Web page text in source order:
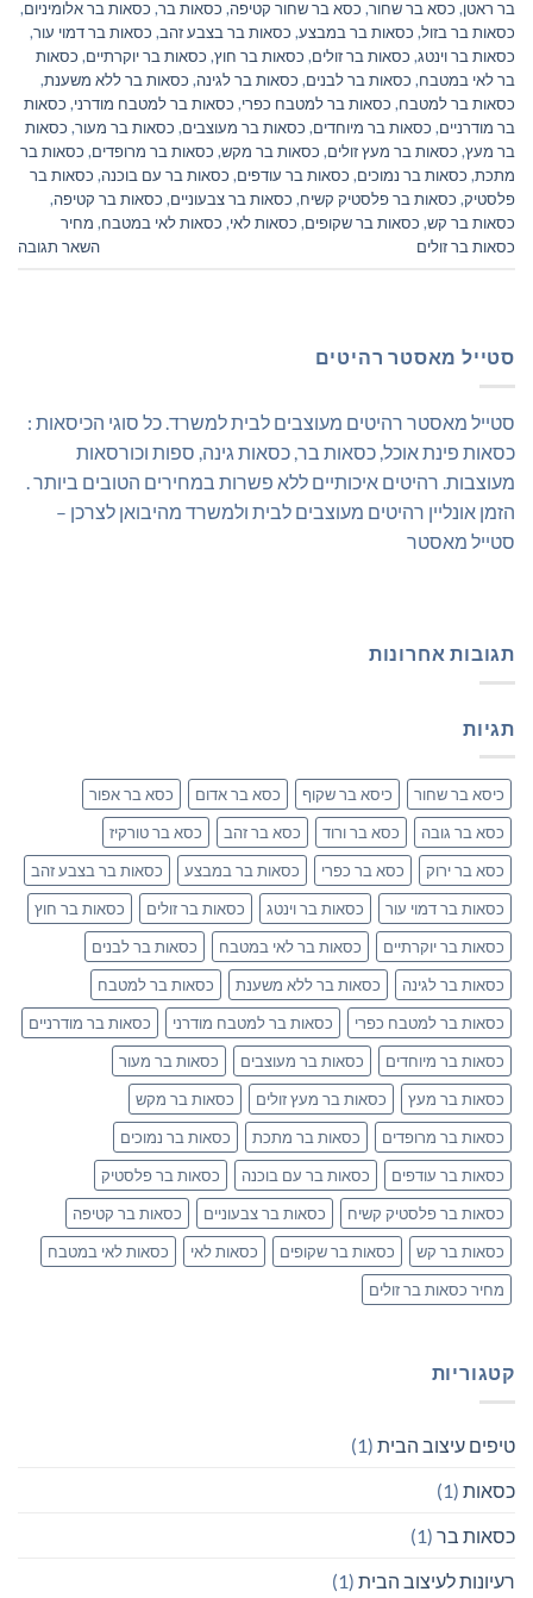
בר ראטן, כסא בר שחור, כסא בר שחור קטיפה, כסאות בר, כסאות בר אלומיניום,
כסאות בר בזול, כסאות בר במבצע, כסאות בר בצבע זהב, כסאות בר דמוי עור,
כסאות בר וינטג, כסאות בר זולים, כסאות בר חוץ, כסאות בר יוקרתיים, כסאות
בר לאי במטבח, כסאות בר לבנים, כסאות בר לגינה, כסאות בר ללא משענת,
כסאות בר למטבח, כסאות בר למטבח כפרי, כסאות בר למטבח מודרני, כסאות
בר מודרניים, כסאות בר מיוחדים, כסאות בר מעוצבים, כסאות בר מעור, כסאות
בר מעץ, כסאות בר מעץ זולים, כסאות בר מקש, כסאות בר מרופדים, כסאות בר
מתכת, כסאות בר נמוכים, כסאות בר עודפים, כסאות בר עם בוכנה, כסאות בר
פלסטיק, כסאות בר פלסטיק קשיח, כסאות בר צבעוניים, כסאות בר קטיפה,
כסאות בר קש, כסאות בר שקופים, כסאות לאי, כסאות לאי במטבח, מחיר
כסאות בר זולים
השאר תגובה
סטייל מאסטר רהיטים
סטייל מאסטר רהיטים מעוצבים לבית למשרד. כל סוגי הכיסאות :
כסאות פינת אוכל, כסאות בר, כסאות גינה, ספות וכורסאות
מעוצבות. רהיטים איכותיים ללא פשרות במחירים הטובים ביותר .
הזמן אונליין רהיטים מעוצבים לבית ולמשרד מהיבואן לצרכן –
סטייל מאסטר
תגובות אחרונות
תגיות
כיסא בר שחור כיסא בר שקוף כסא בר אדום
כסא בר אפור
כסא בר גובה
כסא בר ורוד כסא בר זהב
כסא בר טורקיז
כסא בר ירוק
כסא בר כפרי כסאות בר במבצע
כסאות בר בצבע זהב
כסאות בר דמוי עור
כסאות בר וינטג כסאות בר זולים
כסאות בר חוץ
כסאות בר יוקרתיים
כסאות בר לאי במטבח
כסאות בר לבנים
כסאות בר לגינה
כסאות בר ללא משענת
כסאות בר למטבח
כסאות בר למטבח כפרי
כסאות בר למטבח מודרני
כסאות בר מודרניים
כסאות בר מיוחדים
כסאות בר מעוצבים
כסאות בר מעור
כסאות בר מעץ
כסאות בר מעץ זולים
כסאות בר מקש
כסאות בר מרופדים
כסאות בר מתכת
כסאות בר נמוכים
כסאות בר עודפים
כסאות בר עם בוכנה
כסאות בר פלסטיק
כסאות בר פלסטיק קשיח
כסאות בר צבעוניים
כסאות בר קטיפה
כסאות בר קש
כסאות בר שקופים כסאות לאי
כסאות לאי במטבח
מחיר כסאות בר זולים
קטגוריות
טיפים עיצוב הבית (1)
כסאות (1)
כסאות בר (1)
רעיונות לעיצוב הבית (1)